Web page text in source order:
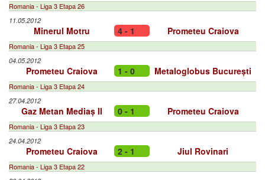
Romania - Liga 3 Etapa 26
11.05.2012
Minerul Motru 4 - 1 Prometeu Craiova
Romania - Liga 3 Etapa 25
04.05.2012
Prometeu Craiova 1 - 0 Metaloglobus București
Romania - Liga 3 Etapa 24
27.04.2012
Gaz Metan Mediaș II 0 - 1 Prometeu Craiova
Romania - Liga 3 Etapa 23
24.04.2012
Prometeu Craiova 2 - 1 Jiul Rovinari
Romania - Liga 3 Etapa 22